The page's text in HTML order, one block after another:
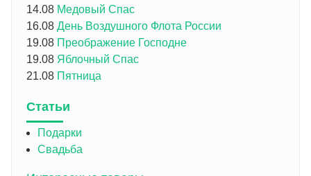
14.08 Медовый Спас
16.08 День Воздушного Флота России
19.08 Преображение Господне
19.08 Яблочный Спас
21.08 Пятница
Статьи
Подарки
Свадьба